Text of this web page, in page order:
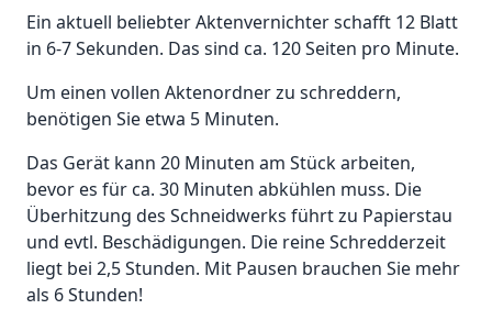
Ein aktuell beliebter Aktenvernichter schafft 12 Blatt
in 6-7 Sekunden. Das sind ca. 120 Seiten pro Minute.
Um einen vollen Aktenordner zu schreddern,
benötigen Sie etwa 5 Minuten.
Das Gerät kann 20 Minuten am Stück arbeiten,
bevor es für ca. 30 Minuten abkühlen muss. Die
Überhitzung des Schneidwerks führt zu Papierstau
und evtl. Beschädigungen. Die reine Schredderzeit
liegt bei 2,5 Stunden. Mit Pausen brauchen Sie mehr
als 6 Stunden!